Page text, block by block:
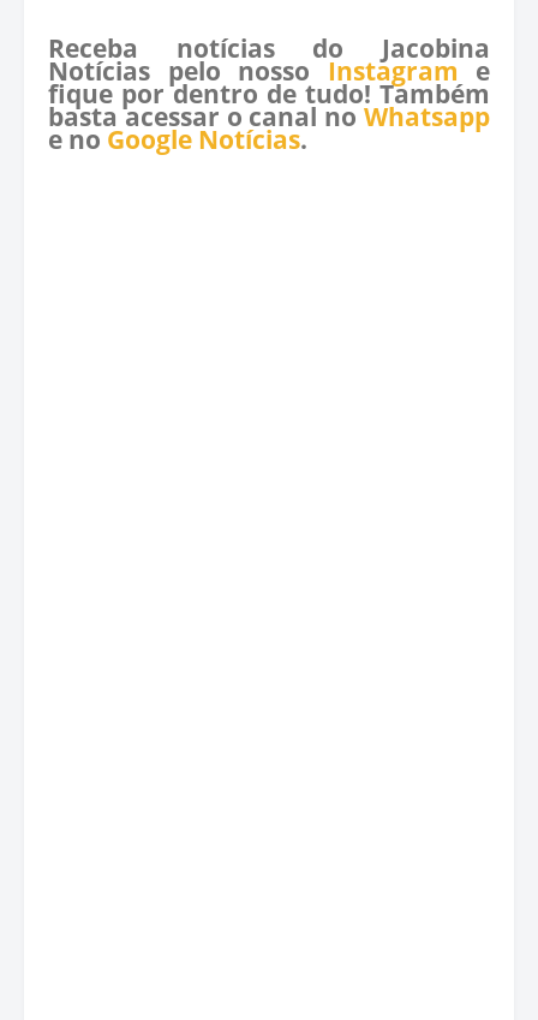
Receba notícias do Jacobina
Notícias pelo nosso Instagram e
fique por dentro de tudo! Também
basta acessar o canal no Whatsapp
e no Google Notícias.